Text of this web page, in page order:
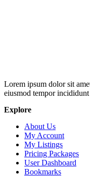
Lorem ipsum dolor sit
eiusmod tempor
Explore
About Us
My Account
My Listings
Pricing Packages
User Dashboard
Bookmarks